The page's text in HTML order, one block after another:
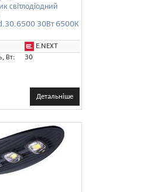
світлодіодний
30Вт 6500К
E.NEXT
Вт:
30
Детальніше